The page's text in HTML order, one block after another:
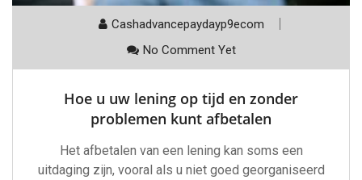
Cashadvancepaydayp9ecom
No Comment Yet
Hoe u uw lening op tijd en zonder
problemen kunt afbetalen
Het afbetalen van een lening kan soms een
uitdaging zijn, vooral als u niet goed georganiseerd